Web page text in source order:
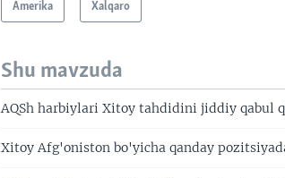
Amerika Xalqaro
Shu mavzuda
AQSh harbiylari Xitoy tahdidini jiddiy qabul
Xitoy Afg'oniston bo'yicha qanday